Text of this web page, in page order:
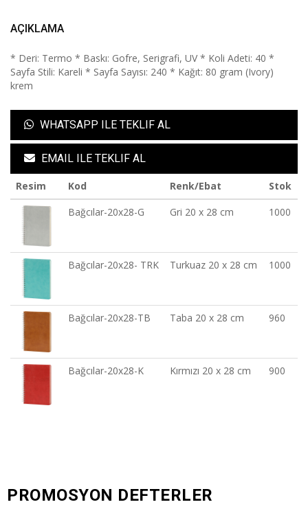
AÇIKLAMA
* Deri: Termo * Baskı: Gofre, Serigrafi, UV * Koli Adeti: 40 *
Sayfa Stili: Kareli * Sayfa Sayısı: 240 * Kağıt: 80 gram (Ivory)
krem
WHATSAPP ILE TEKLIF AL
EMAIL ILE TEKLIF AL
Resim Kod Renk/Ebat
Stok
Bağcılar-20x28-G
Gri 20 x 28 cm 1000
Bağcılar-20x28- TRK Turkuaz 20 x 28 cm 1000
Bağcılar-20x28-TB Taba 20 x 28 cm 960
Bağcılar-20x28-K Kırmızı 20 x 28 cm 900
PROMOSYON DEFTERLER